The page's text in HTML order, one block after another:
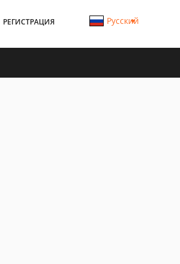
РЕГИСТРАЦИЯ Русский